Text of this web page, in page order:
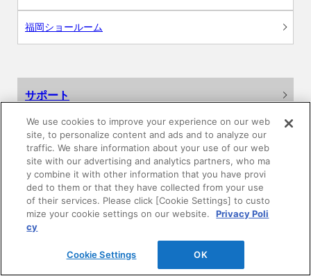
福岡ショールーム
サポート
よくあるご質問
カタログ閲覧・資料請求
各種データダウンロード
WEB見積・各種シミュレーション
交換用部品の購入
We use cookies to improve your experience on our web
site, to personalize content and ads and to analyze our
traffic. We share information about your use of our web
site with our advertising and analytics partners, who ma
y combine it with other information that you have provi
ded to them or that they have collected from your use
of their services. Please click [Cookie Settings] to custo
mize your cookie settings on our website.
Privacy Poli
cy
Cookie Settings OK